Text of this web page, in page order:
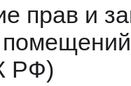
прав и
РФ)